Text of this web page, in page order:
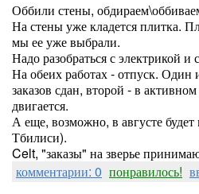
Оббили стены,
На стены уже кладется плитка.
мы ее уже выбрали.
Надо разобраться с электрикой и
На обеих работах - отпуск. Один
заказов сдан, второй - в
двигается.
А еще, возможно, в августе будет
Тбилиси).
Celt, "заказы" на зверье
комментарии: 0 понравилось!